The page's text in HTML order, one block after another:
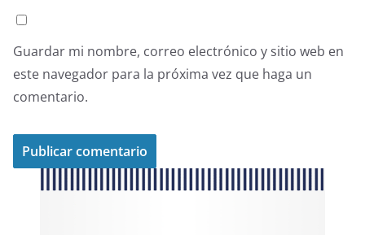
Guardar mi nombre, correo electrónico y sitio web en
este navegador para la próxima vez que haga un
comentario.